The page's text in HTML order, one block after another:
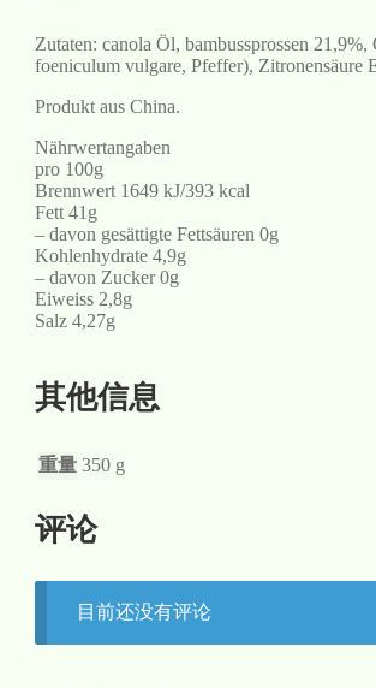
Zutaten: canola Öl, bambussprossen
foeniculum vulgare, Pfeffer), Zitronensäure
Produkt aus China.
Nährwertangaben
pro 100g
Brennwert 1649 kJ/393 kcal
Fett 41g
– davon gesättigte Fettsäuren 0g
Kohlenhydrate 4,9g
– davon Zucker 0g
Eiweiss 2,8g
Salz 4,27g
其他信息
重量 350 g
评论
目前还没有评论